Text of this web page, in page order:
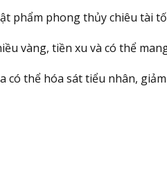
phẩm phong thủy chiêu tài
vàng, tiền xu và có thể
có thể hóa sát tiểu nhân,